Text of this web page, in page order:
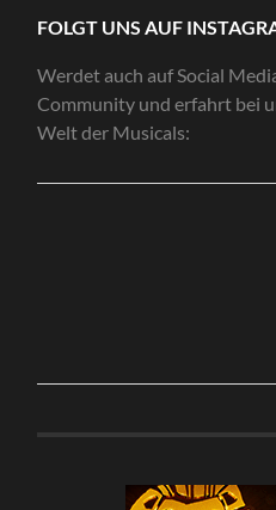
FOLGT UNS AUF
Werdet auch auf Social
Community und erfahrt bei
Welt der Musicals: